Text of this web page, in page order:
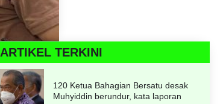
ARTIKEL TERKINI
120 Ketua Bahagian Bersatu desak
Muhyiddin berundur, kata laporan